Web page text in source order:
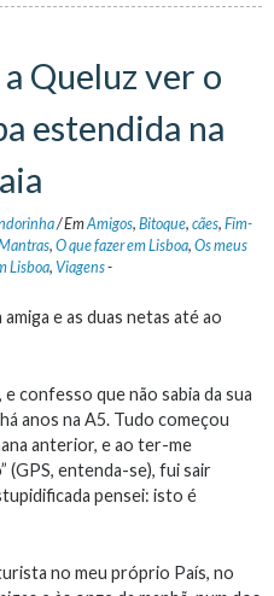
Queluz ver o
estendida na
/EmAmigos, Bitoque, cães, Fim-
, O que fazer em Lisboa, Os meus
Lisboa, Viagens-
e as duas netas até ao
confesso que não sabia da sua
anos na A5. Tudo começou
anterior, e ao ter-me
(GPS, entenda-se), fui sair
pensei: isto é
no meu próprio País, no